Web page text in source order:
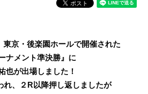
東京・後楽園ホールで開催された
ナメント準決勝』に
也が出場しました！
れ、２R以降押し返しましたが